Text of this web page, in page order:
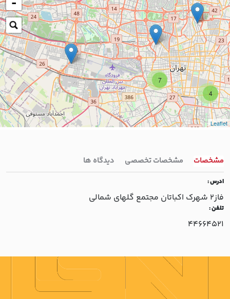
7
4
Leaflet
مشخصات مشخصات تخصصی دیدگاه ها
ادرس :
فاز2 شهرک اکباتان مجتمع گلهاي شمالي
تلفن :
44664521